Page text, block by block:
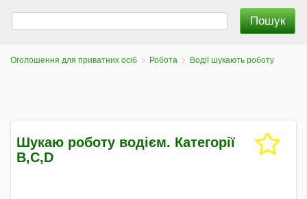
Оголошення для приватних осіб Робота Водії шукають роботу
Шукаю роботу водієм. Категорії
B,С,D